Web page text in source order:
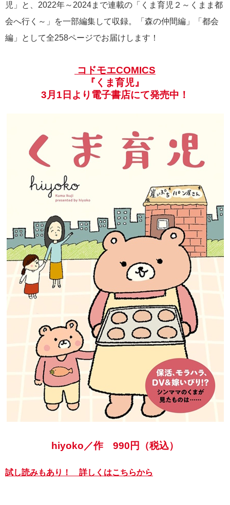
児」と、 2022年～2024まで連載の「くま育児２～くまま都
会へ行く～」を一部編集して収録。「森の仲間編」「都会
編」として全258ページでお届けします！
コドモエCOMICS
『くま育児』
3月1日より電子書店にて発売中！
hiyoko／作 990円（税込）
試し読みもあり！ 詳しくはこちらから